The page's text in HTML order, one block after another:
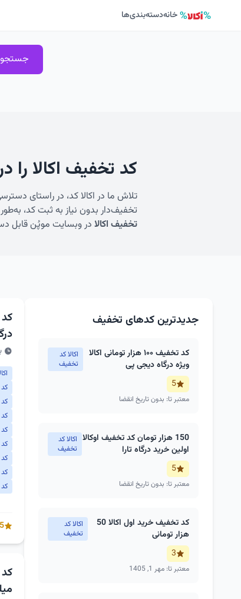
خانهدسته‌بندی‌ها
جستجو
کد تخفیف اکالا را
تلاش ما در اکالا کد، در راستای
تخفیف‌دار بدون نیاز به ثبت کد،
تخفیف اکالا در وبسایت موپُن قابل
جدیدترین کدهای تخفیف
کد تخفیف ۱۰۰ هزار تومانی اکالا
ویژه درگاه دیجی پی
اکالا کد
تخفیف
5
معتبر تا: بدون تاریخ انقضا
150 هزار تومان کد تخفیف اوکالا
اولین خرید درگاه تارا
اکالا کد
تخفیف
5
معتبر تا: بدون تاریخ انقضا
کد تخفیف خرید اول اکالا 50
هزار تومانی
اکالا کد
تخفیف
3
معتبر تا: مهر 1, 1405
کد
کد
کد
کد
5